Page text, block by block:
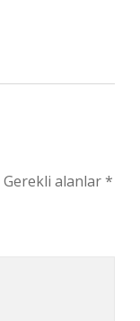
Gerekli alanlar*